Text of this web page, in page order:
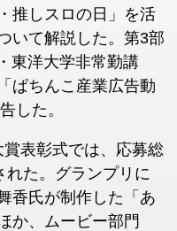
推しスロの日」を活
いて解説した。第3部
東洋大学非常勤講
ぱちんこ産業広告動
した。
表彰式では、応募総
れた。グランプリに
香氏が制作した「あ
か、ムービー部門